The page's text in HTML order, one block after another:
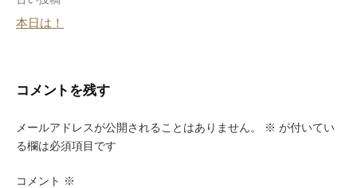
稿
ビ
ゲ
ー
シ
本日は！
コメントを残す
メールアドレスが公開されることはありません。 ※ が付いてい
る欄は必須項目です
コメント ※